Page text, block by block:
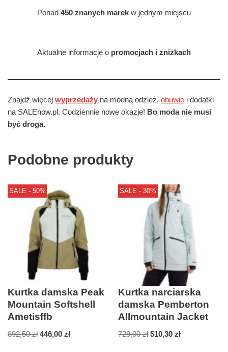
Ponad 450 znanych marek w jednym miejscu
Aktualne informacje o promocjach i zniżkach
Znajdź więcej wyprzedaży na modną odzież, obuwie i dodatki
na SALEnow.pl. Codziennie nowe okazje! Bo moda nie musi
być droga.
Podobne produkty
SALE - 50%
Kurtka damska Peak
Mountain Softshell
Ametisffb
892,50zł 446,00 zł
SALE - 30%
Kurtka narciarska
damska Pemberton
Allmountain Jacket
729,00zł 510,30zł